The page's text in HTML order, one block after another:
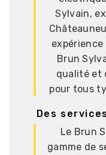
Sylvain,
expérience
Brun
qualité et
pour tous
Des
Le Brun
gamme de